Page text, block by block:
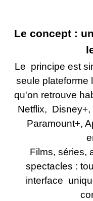
Le concept :
Le principe est
seule
qu'on retrouve
Netflix, Disney+,
Paramount+,
Films, séries,
spectacles :
interface